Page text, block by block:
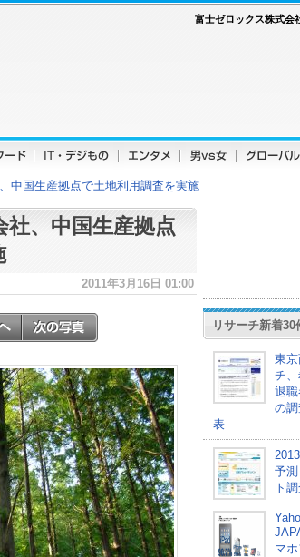
富士ゼロックス株式会
中国生産拠点で土地利用調査を実施
、中国生産拠点
2011年3月16日 01:00
リサーチ新着30
東
チ
退
の
表
予
ト
マ